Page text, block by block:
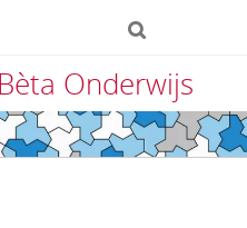
Onderwijs